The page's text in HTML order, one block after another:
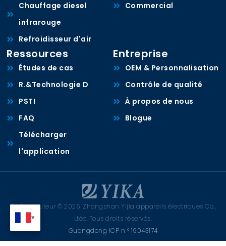
Chauffage diesel
infrarouge
Refroidisseur d'air
Commercial
Ressources
Études de cas
R.&Technologie D
PSTI
FAQ
Télécharger
l'application
Entreprise
OEM & Personnalisation
Contrôle de qualité
À propos de nous
Blogue
Droits d'auteur © 2026, Zhongshan Yijia appareils électriques Co.,
Ltée. Tous droits réservés.
Guangdong ICP n ° 19043174